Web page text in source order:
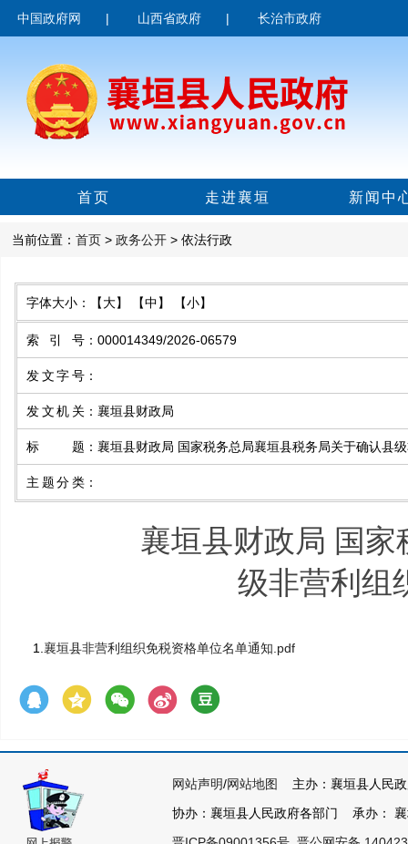
中国政府网 | 山西省政府 | 长治市政府
首页 走进襄垣 新闻中
当前位置： 首页 > 政务公开 > 依法行政
字体大小： 【大】 【中】 【小】
索引号 ： 000014349/2026-06579
发文字号 ：
发文机关 ： 襄垣县财政局
标题 ： 襄垣县财政局 国家税务总局襄垣县税务局关于确认县
主题分类 ：
襄垣县财政局 国
级非营利组
1. 襄垣县非营利组织免税资格单位名单通知.pdf
网站声明/网站地图
主办：襄垣县人民
协办：襄垣县人民政府各部门 承办：